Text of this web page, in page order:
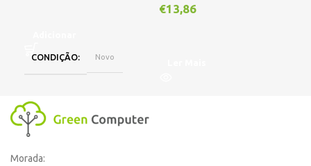
CONDIÇÃO Novo
€13,86
Morada: